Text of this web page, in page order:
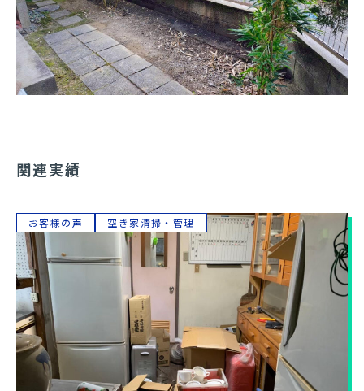
関連実績
お客様の声 空き家清掃・管理